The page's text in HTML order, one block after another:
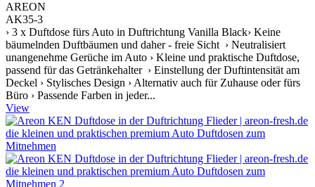
AREON
AK35-3
› 3 x Duftdose fürs Auto in Duftrichtung Vanilla Black› Keine
bäumelnden Duftbäumen und daher - freie Sicht › Neutralisiert
unangenehme Gerüche im Auto › Kleine und praktische Duftdose,
passend für das Getränkehalter › Einstellung der Duftintensität am
Deckel › Stylisches Design › Alternativ auch für Zuhause oder fürs
Büro › Passende Farben in jeder...
View